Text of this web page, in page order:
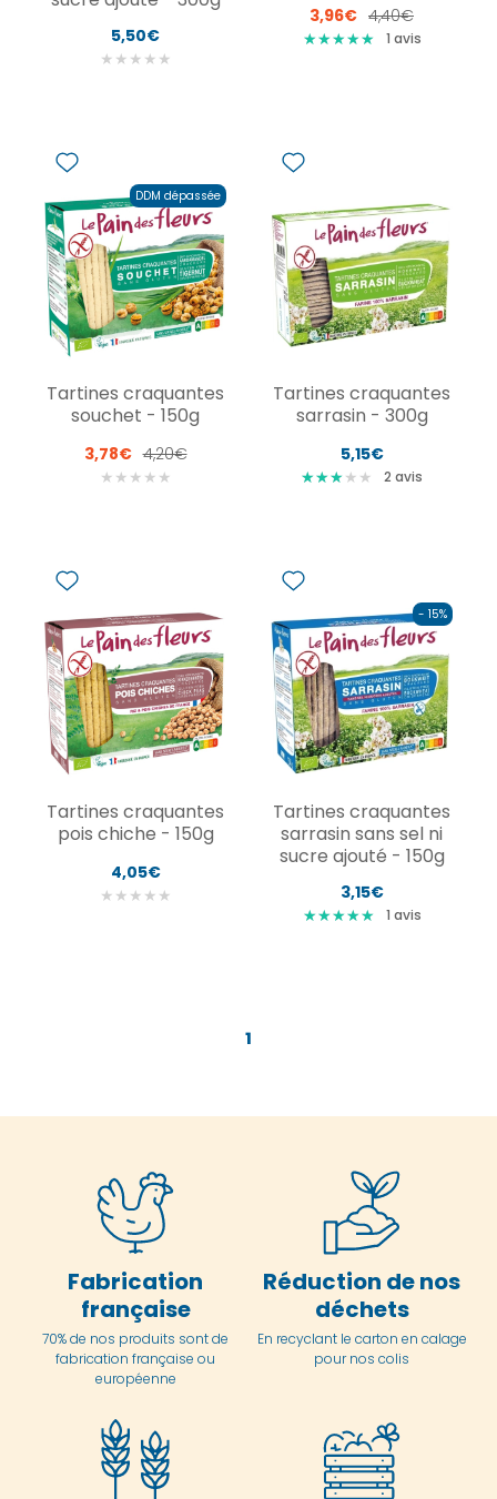
5,50€
★ ★ ★ ★ ★
3,96€ 4,40€
★★★★★
★★★★★ 1 avis
DDM dépassée
Tartines craquantes
souchet - 150g
3,78€ 4,20€
★ ★ ★ ★ ★
Tartines craquantes
sarrasin - 300g
5,15€
★★★
★★★★ ★ 2 avis
Tartines craquantes
pois chiche - 150g
4,05€
★ ★ ★ ★ ★
- 15%
Tartines craquantes
sarrasin sans sel ni
sucre ajouté - 150g
3,15€
★★★★★
★★★★★ 1 avis
1
Fabrication
française
70% de nos produits sont de
fabrication française ou
européenne
Réduction de nos
déchets
En recyclant le carton en calage
pour nos colis